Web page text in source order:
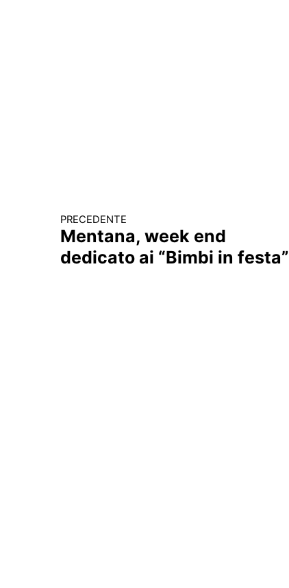
Continua a leggere
PRECEDENTE
Mentana, week end
dedicato ai “Bimbi in festa”